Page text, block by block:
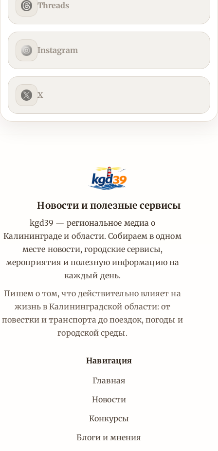
Threads
Instagram
X
Новости и полезные сервисы
kgd39 — региональное медиа о
Калининграде и области. Собираем в одном
месте новости, городские сервисы,
мероприятия и полезную информацию на
каждый день.
Пишем о том, что действительно влияет на
жизнь в Калининградской области: от
повестки и транспорта до поездок, погоды и
городской среды.
Навигация
Главная
Новости
Конкурсы
Блоги и мнения